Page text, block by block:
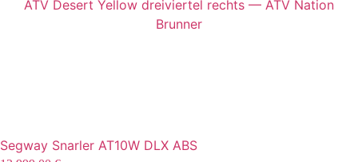
Segway Snarler AT10W DLX ABS